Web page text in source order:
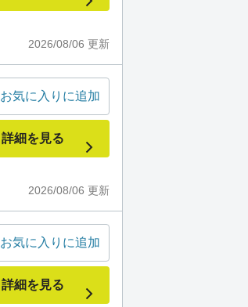
2026/08/06 更新
2026/08/06 更新
お気に入りに追加
詳細を見る
お気に入りに追加
詳細を見る